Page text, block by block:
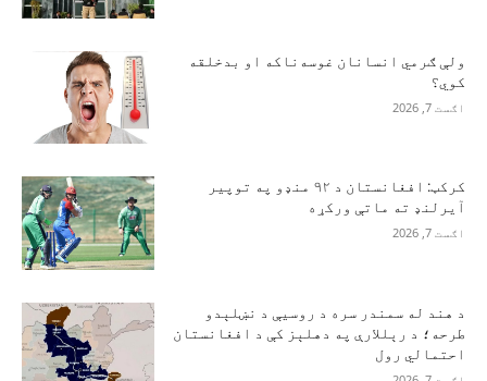
ولې ګرمي انسانان غوسه‌ناکه او بدخلقه
کوي؟
اګست 7, 2026
کرکټ: افغانستان د ۹۲ منډو په توپیر
آیرلنډ ته ماتې ورکړه
اګست 7, 2026
د هند له سمندر سره د روسیې د نښلېدو
طرحه؛ د رېللارې په دهلېز کې د افغانستان
احتمالي رول